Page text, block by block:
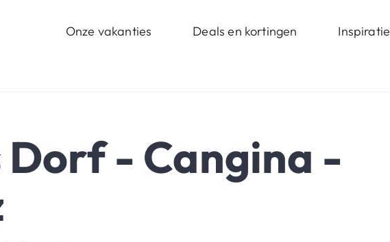
Onze vakanties Deals en kortingen Inspiratie
Dorf - Cangina -